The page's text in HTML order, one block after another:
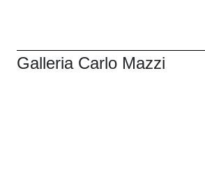
Galleria Carlo Mazzi